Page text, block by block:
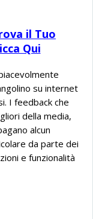
il Tuo
Qui
su internet
I feedback che
della media,
alcun
da parte dei
e funzionalità